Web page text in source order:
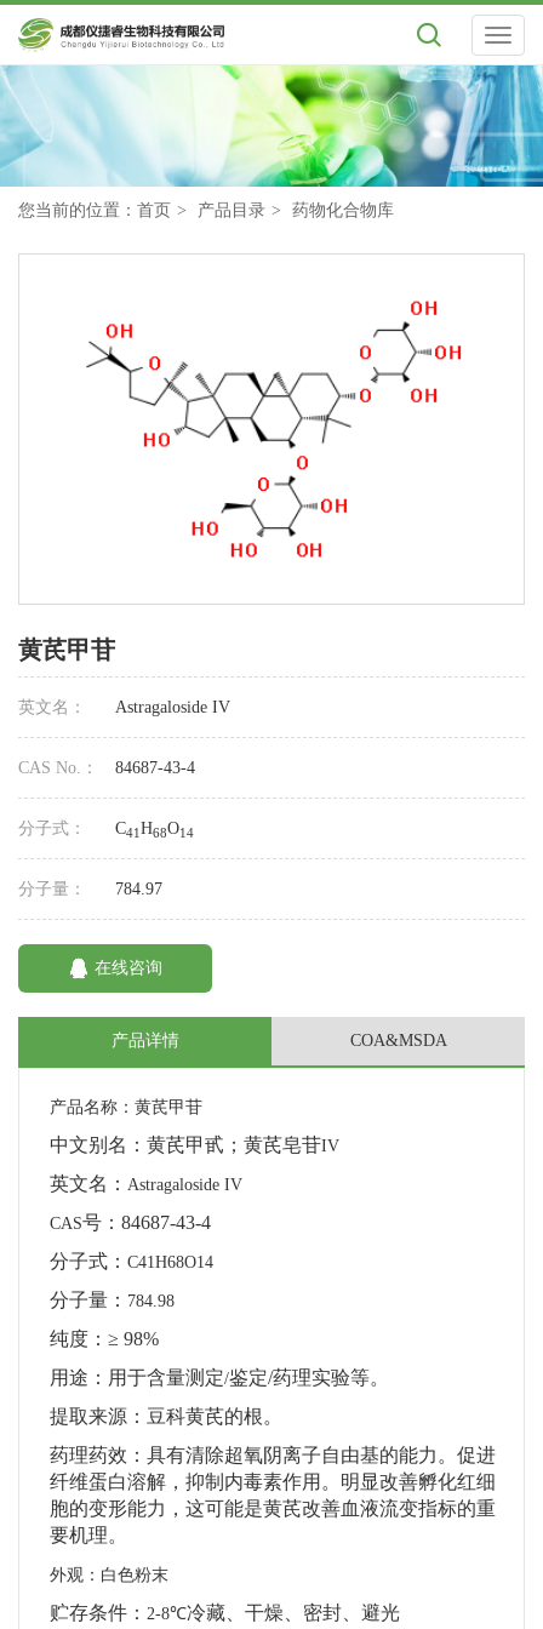
Toggle
您当前的位置： 首页 产品目录 药物化合物库
黄芪甲苷
英文名： Astragaloside IV
CAS No.： 84687-43-4
分子式： C41 H68O14
分子量： 784.97
在线咨询
产品详情 COA&MSDA
产品名称：黄芪甲苷
中文别名：黄芪甲甙；黄芪皂苷IV
英文名： Astragaloside IV
CAS号： 84687-43-4
分子式： C41H68O14
分子量： 784.98
纯度： ≥ 98%
用途：用于含量测定/鉴定/药理实验等。
提取来源：豆科黄芪的根。
药理药效：具有清除超氧阴离子自由基的能力。促进
纤维蛋白溶解，抑制内毒素作用。明显改善孵化红细
胞的变形能力，这可能是黄芪改善血液流变指标的重
要机理。
外观：白色粉末
贮存条件： 2-8℃冷藏、干燥、密封、避光